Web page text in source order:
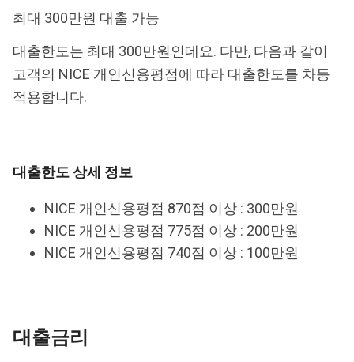
최대 300만원 대출 가능
대출한도는 최대 300만원인데요. 다만, 다음과 같이
고객의 NICE 개인신용평점에 따라 대출한도를 차등
적용합니다.
대출한도 상세 정보
NICE 개인신용평점 870점 이상 : 300만원
NICE 개인신용평점 775점 이상 : 200만원
NICE 개인신용평점 740점 이상 : 100만원
대출금리